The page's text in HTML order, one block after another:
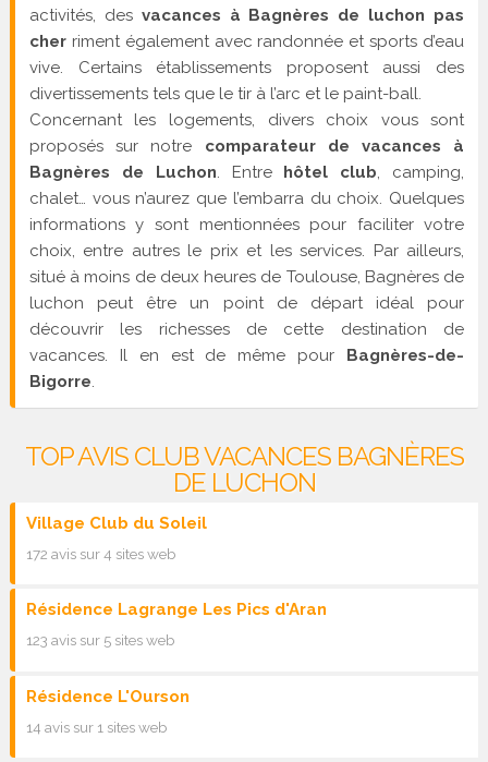
activités, des vacances à Bagnères de luchon pas
cherriment également avec randonnée et sports d’eau
vive. Certains établissements proposent aussi des
divertissements tels que le tir à l’arc et le paint-ball.
Concernant les logements, divers choix vous sont
proposés sur notre comparateur de vacances à
Bagnères de Luchon . Entre hôtel club , camping,
chalet… vous n’aurez que l’embarra du choix. Quelques
informations y sont mentionnées pour faciliter votre
choix, entre autres le prix et les services. Par ailleurs,
situé à moins de deux heures de Toulouse, Bagnères de
luchon peut être un point de départ idéal pour
découvrir les richesses de cette destination de
vacances. Il en est de même pour Bagnères-de-
Bigorre
TOP AVIS CLUB VACANCES BAGNÈRES
DE LUCHON
Village Club du Soleil
172 avis sur 4 sites web
Résidence Lagrange Les Pics d'Aran
123 avis sur 5 sites web
Résidence L'Ourson
14 avis sur 1 sites web